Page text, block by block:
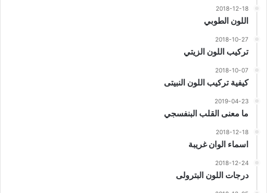
2018-12-18
اللون الطوبي
2018-10-27
تركيب اللون الزيتي
2018-10-07
كيفية تركيب اللون النبيتى
2019-04-23
ما معنى القلب البنفسجي
2018-12-18
اسماء الوان غريبة
2018-12-24
درجات اللون البترولى